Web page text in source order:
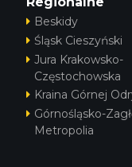
Beskidy
Śląsk Cieszyński
Jura Krakowsko-
Częstochowska
Kraina Górnej
Górnośląsko-
Metropolia